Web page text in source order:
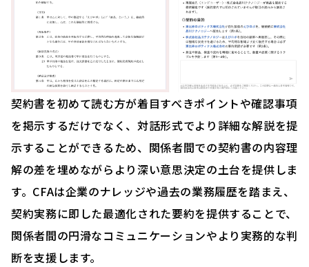
契約書を初めて読む方が着目すべきポイントや確認事項
を掲示するだけでなく、対話形式でより詳細な解説を提
示することができるため、関係者間での契約書の内容理
解の差を埋めながらより深い意思決定の土台を提供しま
す。CFAは企業のナレッジや過去の業務履歴を踏まえ、
契約実務に即した最適化された要約を提供することで、
関係者間の円滑なコミュニケーションやより実務的な判
断を支援します。